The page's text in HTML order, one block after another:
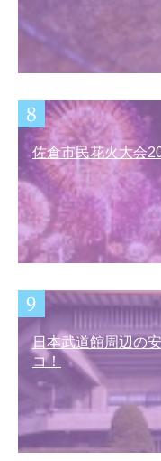
佐倉市民花火大会
日本武道館周辺の
コ！